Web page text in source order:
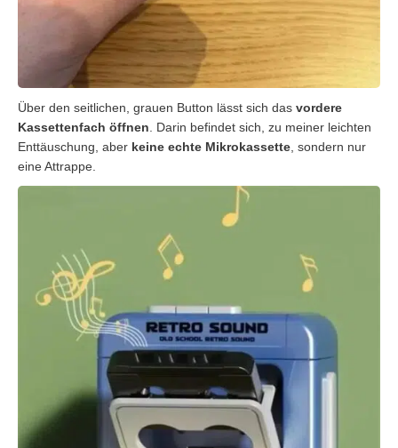
Über den seitlichen, grauen Button lässt sich das vordere
Kassettenfach öffnen . Darin befindet sich, zu meiner leichten
Enttäuschung, aber keine echte Mikrokassette , sondern nur
eine Attrappe.